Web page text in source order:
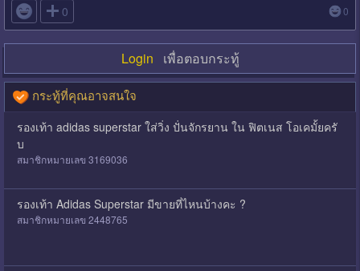
 0 0
Login เพื่อตอบกระทู้
กระทู้ที่คุณอาจสนใจ
รองเท้า adidas superstar ใส่วิ่ง ปั่นจักรยาน ใน ฟิตเนส โอเคมั้ยครั
บ
สมาชิกหมายเลข 3169036
รองเท้า Adidas Superstar มีขายที่ไหนบ้างคะ ?
สมาชิกหมายเลข 2448765